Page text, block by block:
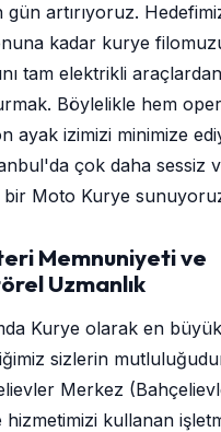
gün artırıyoruz.
kadar kurye
tam elektrikli araçlardan
Böylelikle hem
ayak izimizi minimize
çok daha sessiz
bir Moto Kurye
Memnuniyeti ve
Uzmanlık
Kurye olarak en büyük
sizlerin
Merkez
hizmetimizi kullanan